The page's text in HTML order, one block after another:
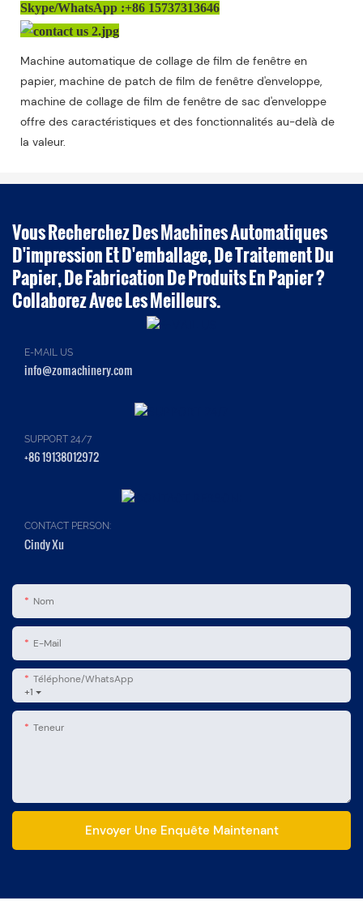
Skype/WhatsApp :+86 15737313646
Machine automatique de collage de film de fenêtre en
papier, machine de patch de film de fenêtre d'enveloppe,
machine de collage de film de fenêtre de sac d'enveloppe
offre des caractéristiques et des fonctionnalités au-delà de
la valeur.
Vous Recherchez Des Machines Automatiques
D'impression Et D'emballage, De Traitement Du
Papier, De Fabrication De Produits En Papier ?
Collaborez Avec Les Meilleurs.
E-MAIL US
info@zomachinery.com
SUPPORT 24/7
+86 19138012972
CONTACT PERSON:
Cindy Xu
Nom
E-Mail
+1
Téléphone/WhatsApp
Teneur
Envoyer Une Enquête Maintenant